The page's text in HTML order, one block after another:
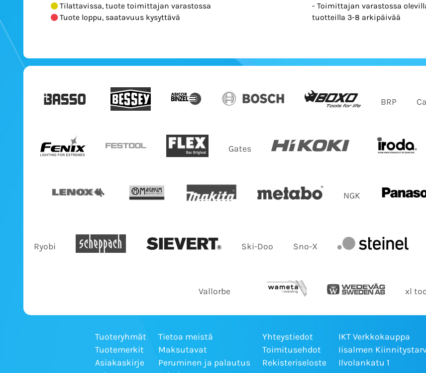
Tilattavissa, tuote toimittajan varastossa
Tuote loppu, saatavuus kysyttävä
- Toimittajan varastossa
tuotteilla 3-8 arkipäivää
BRP
Gates
NGK
Ryobi Ski-Doo Sno-X
Vallorbe xl
Tuoteryhmät
Tuotemerkit
Asiakaskirje
Tietoa meistä
Maksutavat
Peruminen ja palautus
Yhteystiedot
Toimitusehdot
Rekisteriseloste
IKT Verkkokauppa
Iisalmen
Ilvolankatu 1